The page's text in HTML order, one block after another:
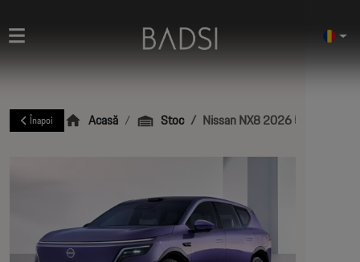
Înapoi Acasă Stoc Nissan NX8 2026 580 PRO